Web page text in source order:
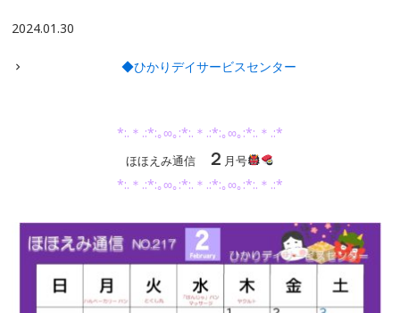
2024.01.30
◆ひかりデイサービスセンター
*:.＊.:*:｡∞｡:*:.＊.:*:｡∞｡:*:.＊.:*
ほほえみ通信 ２ 月号
*:.＊.:*:｡∞｡:*:.＊.:*:｡∞｡:*:.＊.:*